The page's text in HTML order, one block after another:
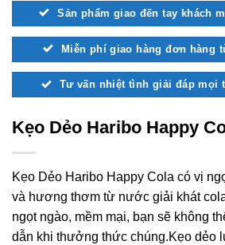
Sản phẩm giao đến tay khách
Miễn phí giao hàng đơn hàng
Tư vấn nhiệt tình giải đáp mọi
Kẹo Dẻo Haribo Happy
Kẹo Dẻo Haribo Happy Cola có vị
và hương thơm từ nước giải khát
ngọt ngào, mềm mại, bạn sẽ không
dẫn khi thưởng thức chúng.Kẹo dẻo